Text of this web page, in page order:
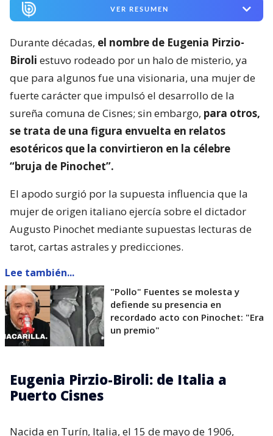
VER RESUMEN
Durante décadas, el nombre de Eugenia Pirzio-
Biroli estuvo rodeado por un halo de misterio, ya
que para algunos fue una visionaria, una mujer de
fuerte carácter que impulsó el desarrollo de la
sureña comuna de Cisnes; sin embargo, para otros,
se trata de una figura envuelta en relatos
esotéricos que la convirtieron en la célebre
“bruja de Pinochet”.
El apodo surgió por la supuesta influencia que la
mujer de origen italiano ejercía sobre el dictador
Augusto Pinochet mediante supuestas lecturas de
tarot, cartas astrales y predicciones.
Lee también...
"Pollo" Fuentes se molesta y
defiende su presencia en
recordado acto con Pinochet: "Era
un premio"
Eugenia Pirzio-Biroli: de Italia a
Puerto Cisnes
Nacida en Turín, Italia, el 15 de mayo de 1906,